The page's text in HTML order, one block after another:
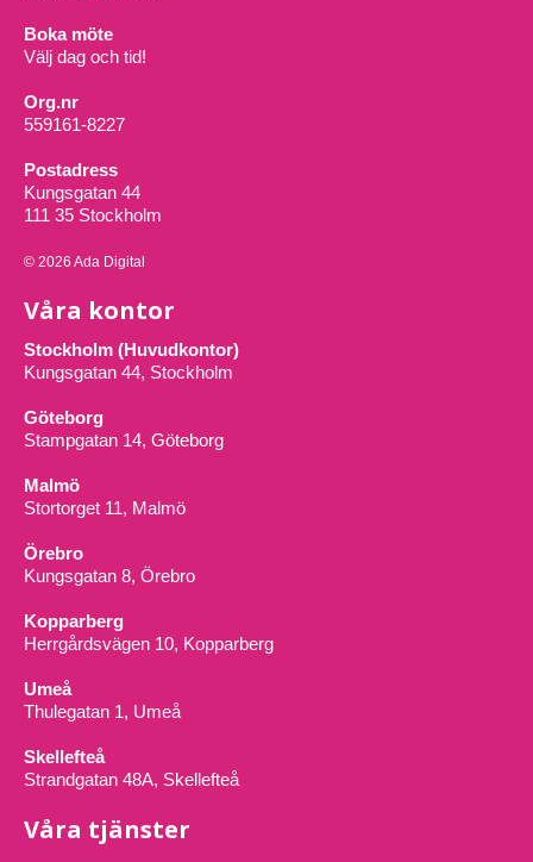
Boka möte
Välj dag och tid!
Org.nr
559161-8227
Postadress
Kungsgatan 44
111 35 Stockholm
© 2026 Ada Digital
Våra kontor
Stockholm (Huvudkontor)
Kungsgatan 44, Stockholm
Göteborg
Stampgatan 14, Göteborg
Malmö
Stortorget 11, Malmö
Örebro
Kungsgatan 8, Örebro
Kopparberg
Herrgårdsvägen 10, Kopparberg
Umeå
Thulegatan 1, Umeå
Skellefteå
Strandgatan 48A, Skellefteå
Våra tjänster